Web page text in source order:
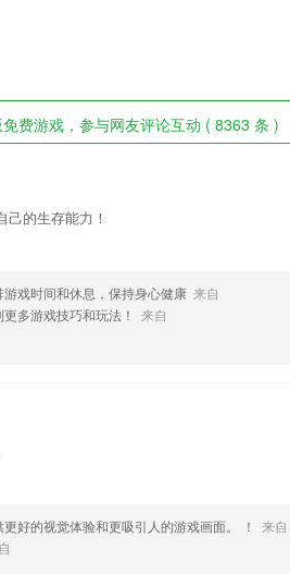
费游戏，参与网友评论互动 ( 8363 条 )
的生存能力！
戏时间和休息，保持身心健康 来自
多游戏技巧和玩法！
来自
好的视觉体验和更吸引人的游戏画面。 ！
来自